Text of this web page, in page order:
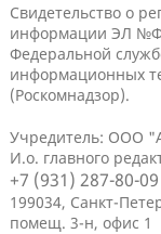
Свидетельство о
информации ЭЛ
Федеральной
информационных
(Роскомнадзор).
Учредитель: ООО
И.о. главного
+7 (931) 287-80-09
199034, Санкт-
помещ. 3-н, офис 1